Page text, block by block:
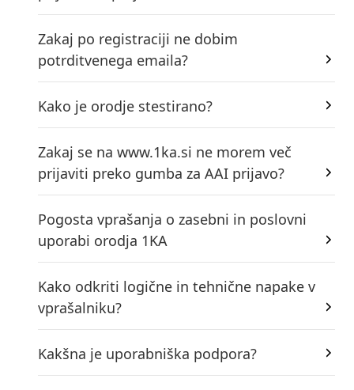
Zakaj po registraciji ne dobim
potrditvenega emaila?
Kako je orodje stestirano?
Zakaj se na www.1ka.si ne morem več
prijaviti preko gumba za AAI prijavo?
Pogosta vprašanja o zasebni in poslovni
uporabi orodja 1KA
Kako odkriti logične in tehnične napake v
vprašalniku?
Kakšna je uporabniška podpora?